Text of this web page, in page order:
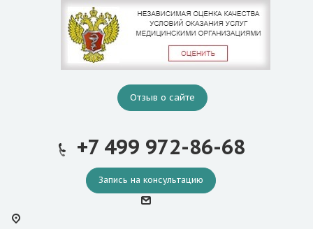
Отзыв о сайте
+7 499 972-86-68
Запись на консультацию